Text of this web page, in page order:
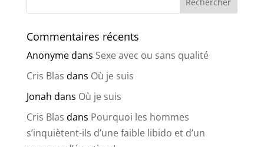
Commentaires récents
Anonymedans Sexe avec ou sans qualité
Cris Blas dans Où je suis
Jonah dans Où je suis
Cris Blas dans Pourquoi les hommes
s’inquiètent-ils d’une faible libido et d’un